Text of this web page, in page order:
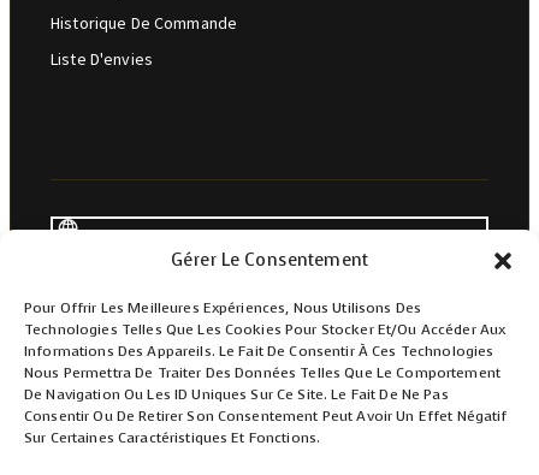
Gérer Le Consentement
Pour Offrir Les Meilleures Expériences, Nous Utilisons Des
Technologies Telles Que Les Cookies Pour Stocker Et/ou Accéder Aux
Informations Des Appareils. Le Fait De Consentir À Ces Technologies
Nous Permettra De Traiter Des Données Telles Que Le Comportement
De Navigation Ou Les ID Uniques Sur Ce Site. Le Fait De Ne Pas
Consentir Ou De Retirer Son Consentement Peut Avoir Un Effet Négatif
Sur Certaines Caractéristiques Et Fonctions.
Historique De Commande
Liste D'envies
Saint-André, Réunion
Contacter Service Client